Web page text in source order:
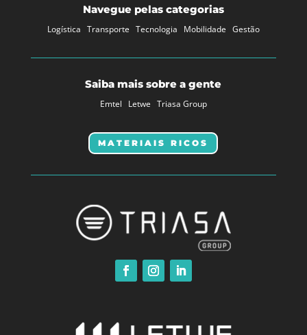
Navegue pelas categorias
Logística Transporte Tecnologia Mobilidade Gestão
Saiba mais sobre a gente
Emtel Letwe Triasa Group
MATERIAIS RICOS